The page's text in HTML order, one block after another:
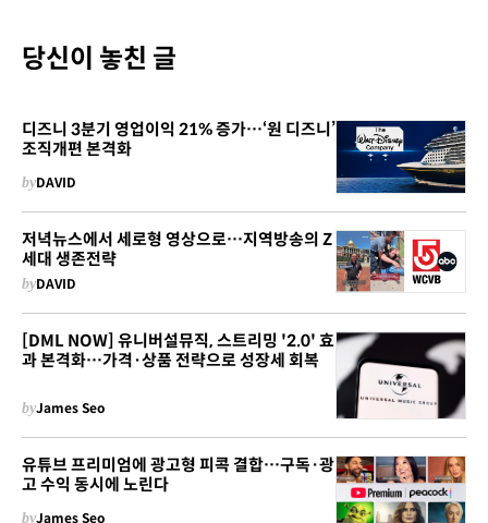
당신이 놓친 글
디즈니 3분기 영업이익 21% 증가…‘원 디즈니’
조직개편 본격화
byDAVID
저녁뉴스에서 세로형 영상으로…지역방송의 Z
세대 생존전략
byDAVID
[DML NOW] 유니버설뮤직, 스트리밍 '2.0' 효
과 본격화…가격·상품 전략으로 성장세 회복
byJames Seo
유튜브 프리미엄에 광고형 피콕 결합…구독·광
고 수익 동시에 노린다
byJames Seo